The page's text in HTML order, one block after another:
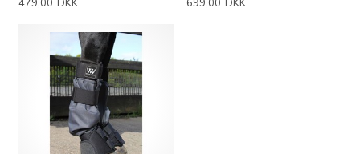
479,00 DKK
699,00 DKK